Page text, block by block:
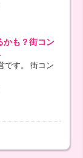
かも？街コン
です。 街コン